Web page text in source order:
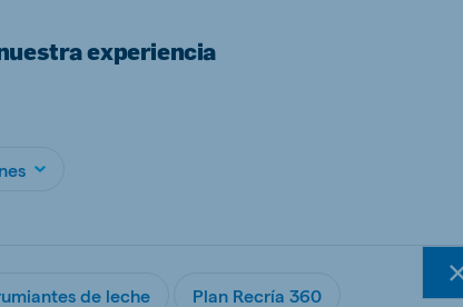
experiencia
de leche Plan Recría 360